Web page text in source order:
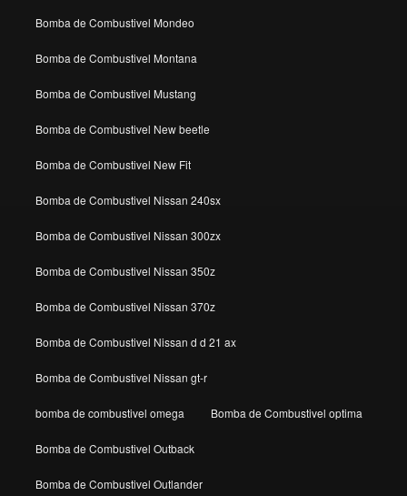
Bomba de Combustivel Mondeo
Bomba de Combustivel Montana
Bomba de Combustivel Mustang
Bomba de Combustivel New beetle
Bomba de Combustivel New Fit
Bomba de Combustivel Nissan 240sx
Bomba de Combustivel Nissan 300zx
Bomba de Combustivel Nissan 350z
Bomba de Combustivel Nissan 370z
Bomba de Combustivel Nissan d d 21 ax
Bomba de Combustivel Nissan gt-r
bomba de combustivel omega Bomba de Combustivel optima
Bomba de Combustivel Outback
Bomba de Combustivel Outlander